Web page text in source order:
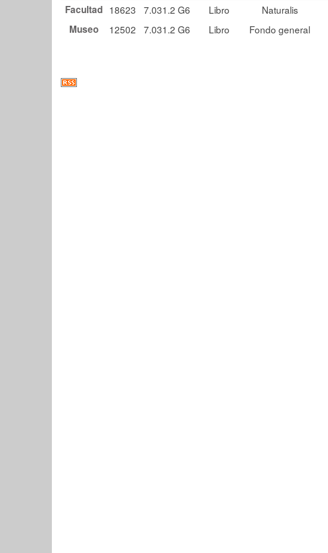
Facultad 18623 7.031.2 G6 Libro Naturalis
Museo
12502 7.031.2 G6 Libro Fondo general